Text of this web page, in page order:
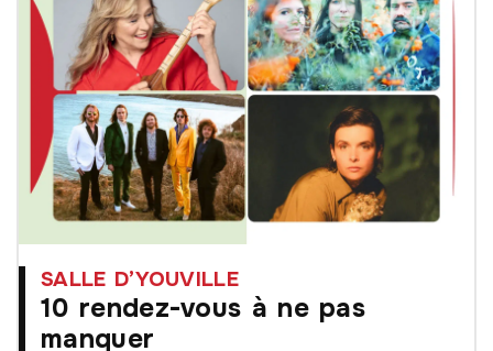
SALLE D’YOUVILLE
10 rendez-vous à ne pas
manquer